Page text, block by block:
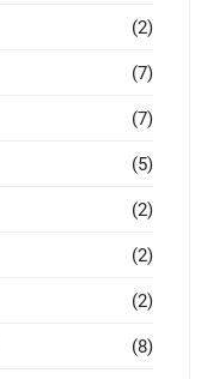
(2)
(7)
(7)
(5)
(2)
(2)
(2)
(8)